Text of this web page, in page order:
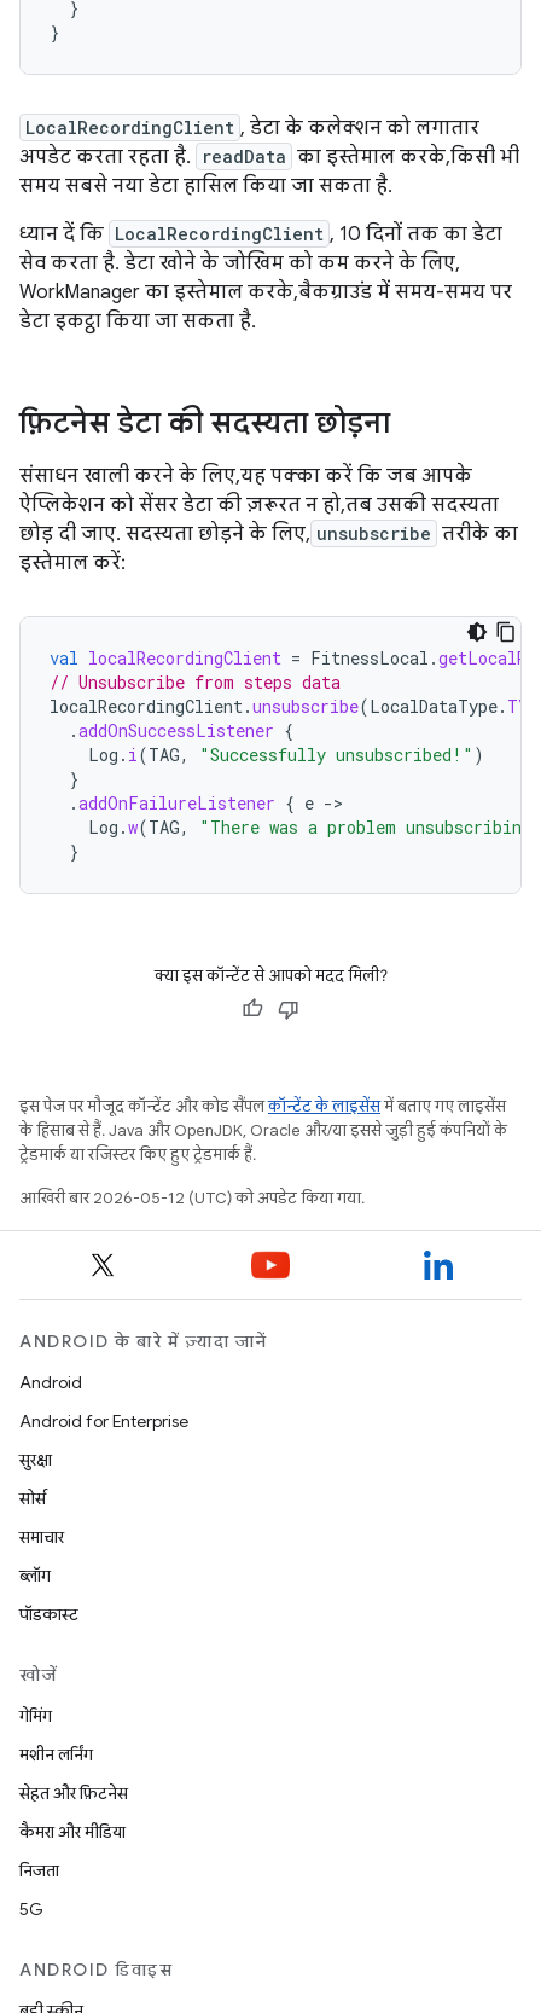
}
}
LocalRecordingClient , डेटा के कलेक्शन को लगातार
अपडेट करता रहता है.
readData का इस्तेमाल करके, किसी भी
समय सबसे नया डेटा हासिल किया जा सकता है.
ध्यान दें कि LocalRecordingClient , 10 दिनों तक का डेटा
सेव करता है. डेटा खोने के जोखिम को कम करने के लिए,
WorkManager का इस्तेमाल करके, बैकग्राउंड में समय-समय पर
डेटा इकट्ठा किया जा सकता है.
फ़िटनेस डेटा की सदस्यता छोड़ना
संसाधन खाली करने के लिए, यह पक्का करें कि जब आपके
ऐप्लिकेशन को सेंसर डेटा की ज़रूरत न हो, तब उसकी सदस्यता
छोड़ दी जाए. सदस्यता छोड़ने के लिए, unsubscribe तरीके का
इस्तेमाल करें:
val localRecordingClient = FitnessLocal .
// Unsubscribe from steps data
localRecordingClient.unsubscribe(LocalDataType.
.addOnSuccessListener {
Log . i(TAG, "Successfully unsubscribed!" )
}
.addOnFailureListener { e -
Log .w(TAG,
"There was a problem
}
क्या इस कॉन्टेंट से आपको मदद मिली?
इस पेज पर मौजूद कॉन्टेंट और कोड सैंपलकॉन्टेंट के लाइसेंसमें बताए गए लाइसेंस
के हिसाब से हैं. Java और OpenJDK, Oracle और/या इससे जुड़ी हुई कंपनियों के
ट्रेडमार्क या रजिस्टर किए हुए ट्रेडमार्क हैं.
आखिरी बार 2026-05-12 (UTC) को अपडेट किया गया.
ANDROID के बारे में ज़्यादा जानें
Android
Android for Enterprise
सुरक्षा
सोर्स
समाचार
ब्लॉग
पॉडकास्ट
खोजें
गेमिंग
मशीन लर्निंग
सेहत और फ़िटनेस
कैमरा और मीडिया
निजता
5G
ANDROID डिवाइस